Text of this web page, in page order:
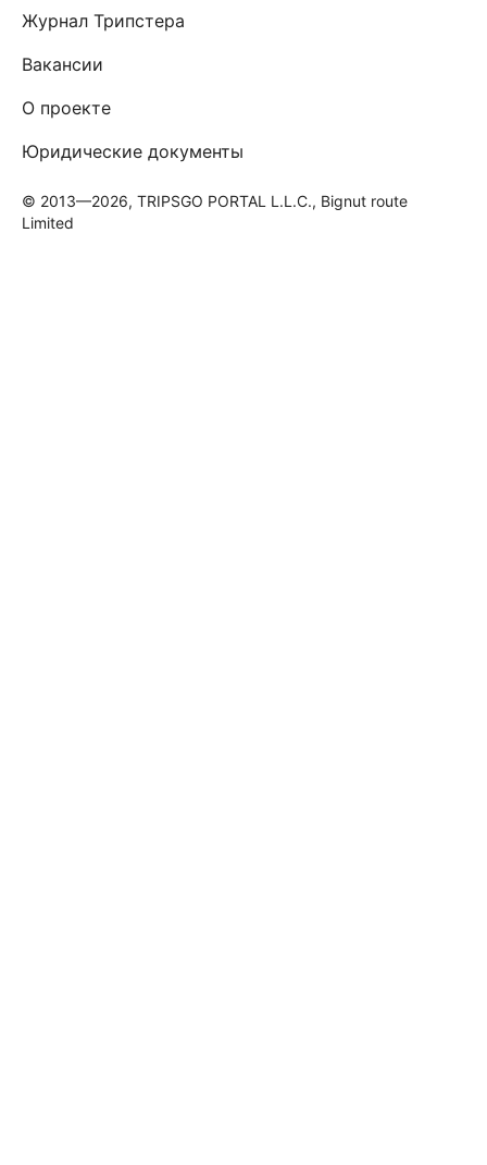
Журнал Трипстера
Вакансии
О проекте
Юридические документы
© 2013—2026, TRIPSGO PORTAL L.L.C., Bignut route
Limited